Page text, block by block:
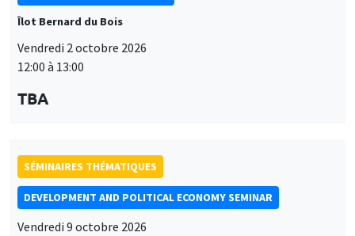
Îlot Bernard du Bois
Vendredi 2 octobre 2026
12:00 à 13:00
TBA
SÉMINAIRES THÉMATIQUES
DEVELOPMENT AND POLITICAL ECONOMY SEMINAR
Vendredi 9 octobre 2026